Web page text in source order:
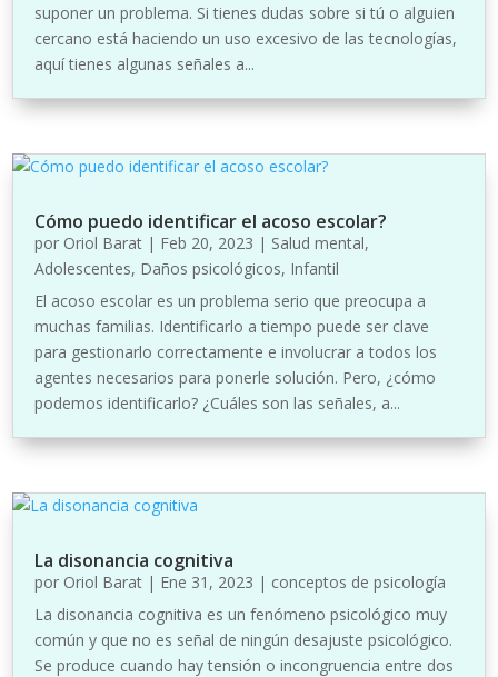
suponer un problema. Si tienes dudas sobre si tú o alguien
cercano está haciendo un uso excesivo de las tecnologías,
aquí tienes algunas señales a...
Cómo puedo identificar el acoso escolar?
por Oriol Barat | Feb 20, 2023 | Salud mental,
Adolescentes, Daños psicológicos, Infantil
El acoso escolar es un problema serio que preocupa a
muchas familias. Identificarlo a tiempo puede ser clave
para gestionarlo correctamente e involucrar a todos los
agentes necesarios para ponerle solución. Pero, ¿cómo
podemos identificarlo? ¿Cuáles son las señales, a...
La disonancia cognitiva
por Oriol Barat | Ene 31, 2023 | conceptos de psicología
La disonancia cognitiva es un fenómeno psicológico muy
común y que no es señal de ningún desajuste psicológico.
Se produce cuando hay tensión o incongruencia entre dos